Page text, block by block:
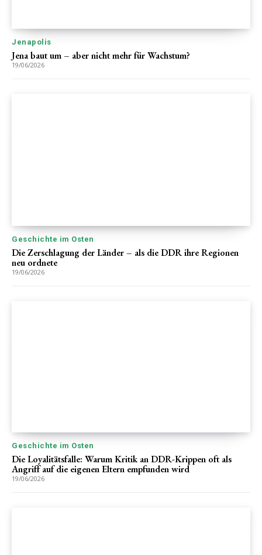
Jenapolis
Jena baut um – aber nicht mehr für Wachstum?
19/06/2026
Geschichte im Osten
Die Zerschlagung der Länder – als die DDR ihre Regionen
neu ordnete
19/06/2026
Geschichte im Osten
Die Loyalitätsfalle: Warum Kritik an DDR-Krippen oft als
Angriff auf die eigenen Eltern empfunden wird
19/06/2026